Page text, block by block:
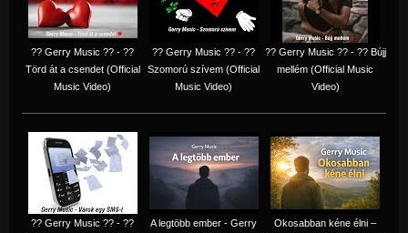
?? Gerry Music ?? - ??
Törd át a csendet (Official
Music Video)
?? Gerry Music ?? - ??
Szomorú szívem (Official
Music Video)
?? Gerry Music ?? - ?? Bújj
mellém (Official Music
Video)
?? Gerry Music ?? - ??
A legtöbb ember - Gerry
Okosabban kéne élni –